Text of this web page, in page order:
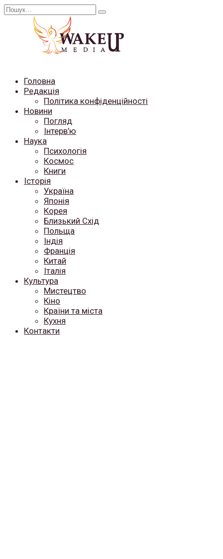
Перейти
Search
Головна
Редакція
Політика конфіденційності
Новини
Погляд
Інтерв’ю
Наука
Психологія
Космос
Книги
Історія
Україна
Японія
Корея
Близький Схід
Польща
Індія
Франція
Китай
Італія
Культура
Мистецтво
Кіно
Країни та міста
Кухня
Контакти